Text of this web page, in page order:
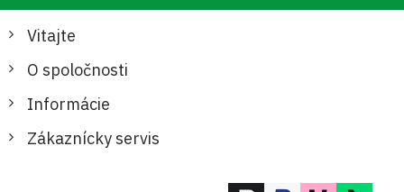
Vitajte
O spoločnosti
Informácie
Zákaznícky servis